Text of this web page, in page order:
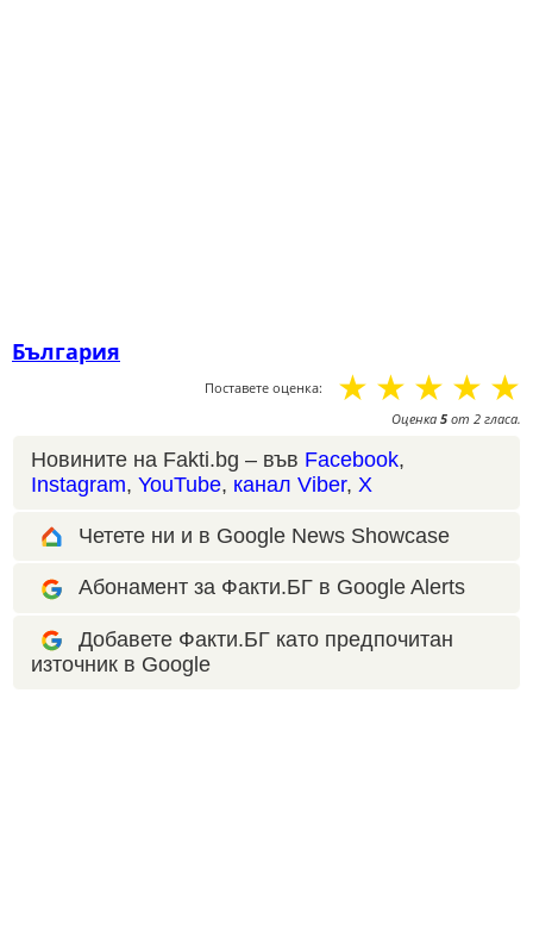
България
Поставете оценка: ☆
☆
☆
☆
☆
Оценка 5 от 2 гласа.
Новините на Fakti.bg – във Facebook,
Instagram, YouTube, канал Viber, X
Четете ни и в Google News Showcase
Абонамент за Факти.БГ в Google Alerts
Добавете Факти.БГ като предпочитан
източник в Google